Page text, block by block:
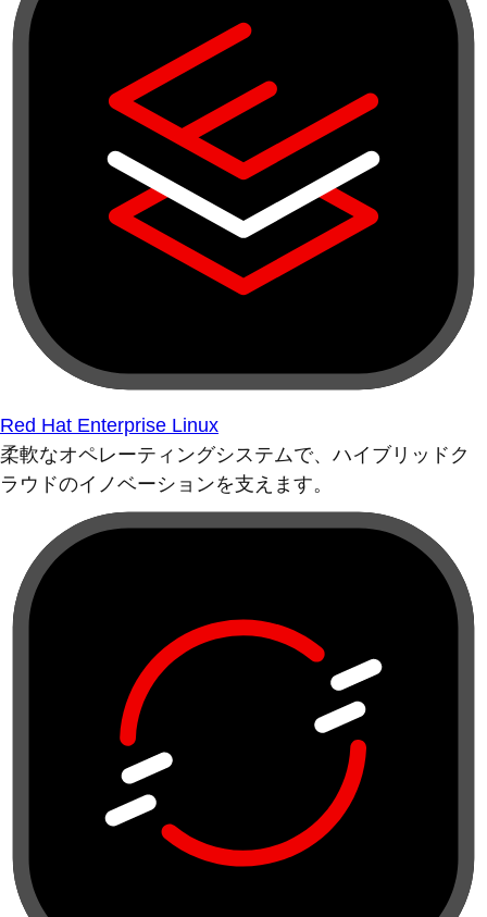
Red Hat Enterprise Linux
柔軟なオペレーティングシステムで、ハイブリッドク
ラウドのイノベーションを支えます。